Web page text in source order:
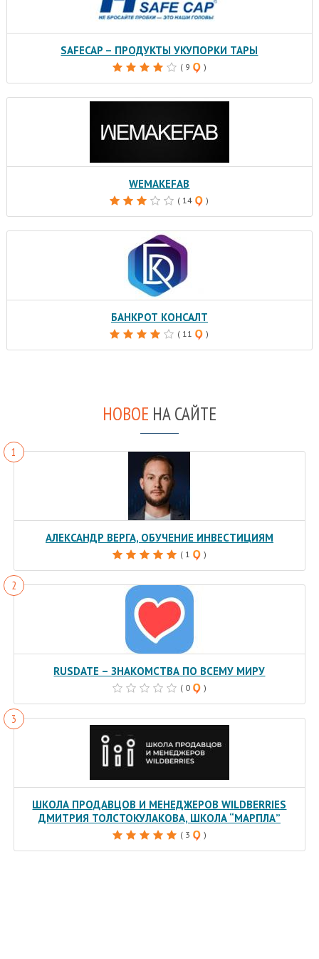
SAFECAP – ПРОДУКТЫ УКУПОРКИ ТАРЫ
( 9 )
WEMAKEFAB
( 14 )
БАНКРОТ КОНСАЛТ
( 11 )
НОВОЕ НА САЙТЕ
АЛЕКСАНДР ВЕРГА, ОБУЧЕНИЕ ИНВЕСТИЦИЯМ
( 1 )
RUSDATE – ЗНАКОМСТВА ПО ВСЕМУ МИРУ
( 0 )
ШКОЛА ПРОДАВЦОВ И МЕНЕДЖЕРОВ WILDBERRIES
ДМИТРИЯ ТОЛСТОКУЛАКОВА, ШКОЛА “МАРПЛА”
( 3 )